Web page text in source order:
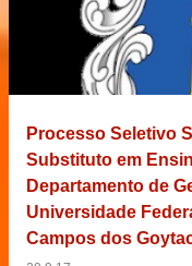
Processo Seletivo
Substituto em
Departamento de
Universidade
Campos dos